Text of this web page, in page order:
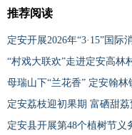
推荐阅读
定安开展2026年“3·15”国际
“村戏大联欢”走进定安高林
母瑞山下“兰花香” 定安翰
定安荔枝迎初果期 富硒甜
定安县开展第48个植树节义